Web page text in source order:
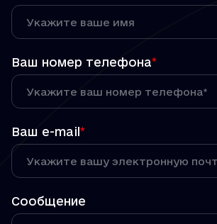
Ваш номер телефона*
Ваш e-mail*
Сообщение